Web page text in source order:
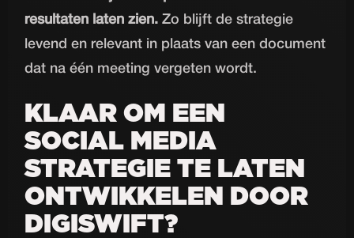
resultaten laten zien. Zo blijft de strategie
levend en relevant in plaats van een document
dat na één meeting vergeten wordt.
KLAAR OM EEN
SOCIAL MEDIA
STRATEGIE TE LATEN
ONTWIKKELEN DOOR
DIGISWIFT?